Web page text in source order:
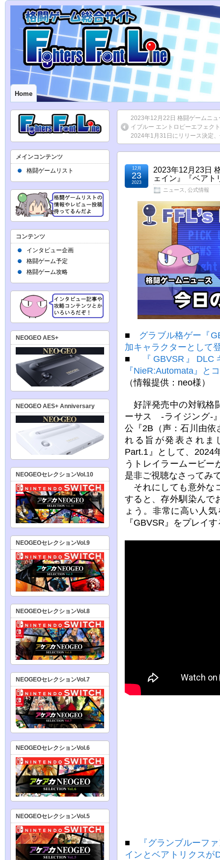
Home
2023年12月22日 格闘ゲームニ
イブルー エントロピーエフェク
2024年1月31日にリリース決定
2023年12月23日
ェイン』『ベアト
ニュース 公式情報
12月
23
2023
■ グラブル格ゲー『
加キャラクターとして
■
『GBVSR』
『NieR:Automata』と
（情報提供：neo様）
好評発売中の対戦格
ーサス -ライジング-
公『2B（声：石川由依
れる旨が発表されま
Part.1』として、2024
うトレイラームービー
是非ご視聴なさってみ
それにしても意外な
すると、存外馴染んで
ょう。非常に高い人
『GBVSR』をプレイ
■
『グランブルーフ
インとベアトリクスが
メインコンテンツ
格闘ゲームリスト
コンテンツ
インタビュー企画
格闘ゲーム予定
格闘ゲーム攻略
NEOGEO AES+
NEOGEO AES+ Anniversary
NEOGEOセレクションVol.10
NEOGEOセレクションVol.9
NEOGEOセレクションVol.8
NEOGEOセレクションVol.7
NEOGEOセレクションVol.6
NEOGEOセレクションVol.5